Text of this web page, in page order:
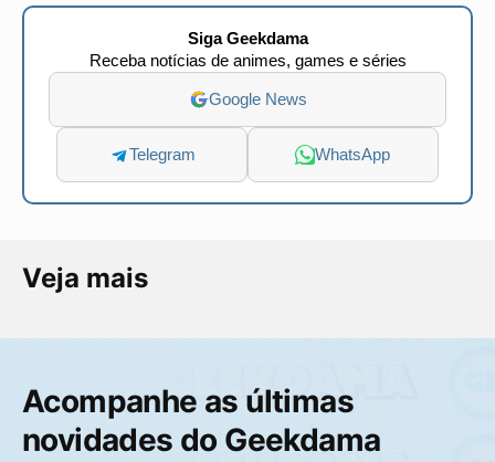
Siga Geekdama
Receba notícias de animes, games e séries
Google News
Telegram WhatsApp
Veja mais
Acompanhe as últimas
novidades do Geekdama